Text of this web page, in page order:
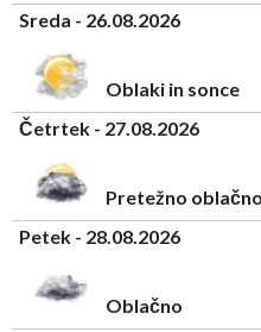
Sreda - 26.08.2026
Oblaki in sonce
Četrtek - 27.08.2026
Pretežno oblačno
Petek - 28.08.2026
Oblačno